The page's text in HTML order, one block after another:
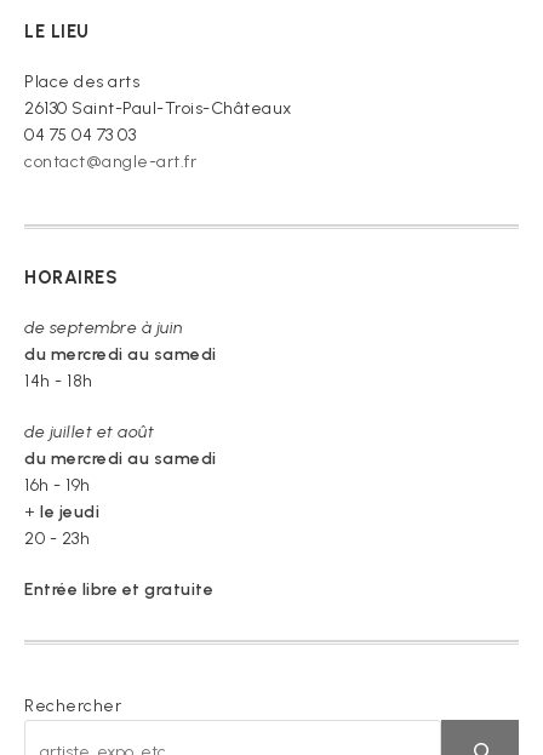
LE LIEU
Place des arts
26130 Saint-Paul-Trois-Châteaux
04 75 04 73 03
contact@angle-art.fr
HORAIRES
de septembre à juin
du mercredi au samedi
14h - 18h
de juillet et août
du mercredi au samedi
16h - 19h
+ le jeudi
20 - 23h
Entrée libre et gratuite
Rechercher